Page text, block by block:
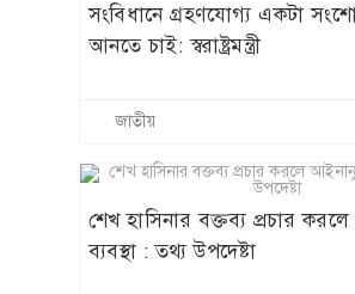
সংবিধানে গ্রহণযোগ্য একটা
আনতে চাই: স্বরাষ্ট্রমন্ত্রী
জাতীয়
শেখ হাসিনার বক্তব্য প্রচার
ব্যবস্থা : তথ্য উপদেষ্টা